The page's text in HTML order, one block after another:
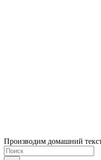
Производим домашний